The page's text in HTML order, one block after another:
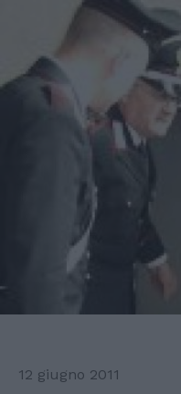
12 giugno 2011